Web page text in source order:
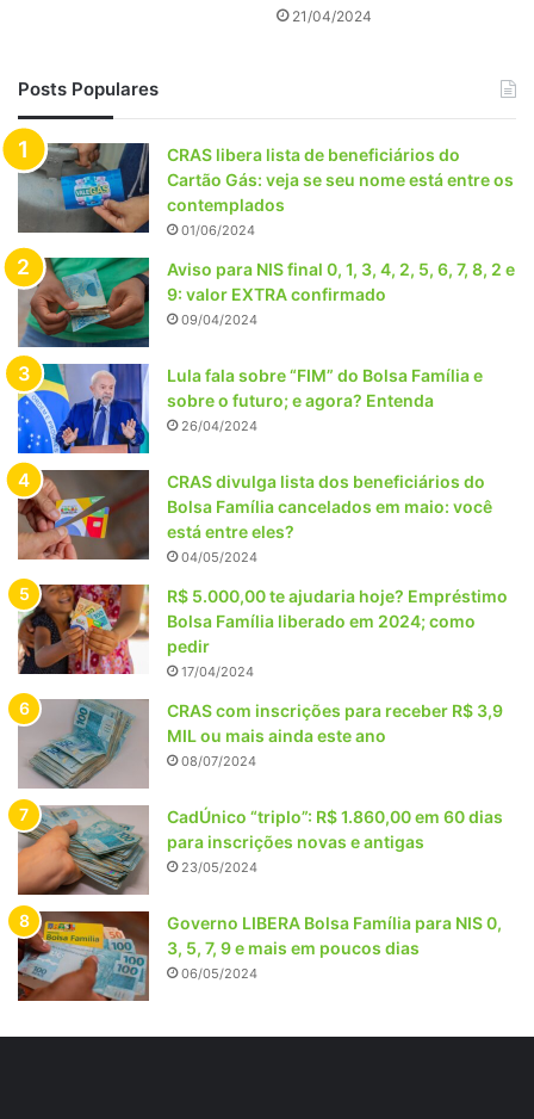
21/04/2024
Posts Populares
CRAS libera lista de beneficiários do
Cartão Gás: veja se seu nome está entre os
contemplados
01/06/2024
Aviso para NIS final 0, 1, 3, 4, 2, 5, 6, 7, 8, 2 e
9: valor EXTRA confirmado
09/04/2024
Lula fala sobre “FIM” do Bolsa Família e
sobre o futuro; e agora? Entenda
26/04/2024
CRAS divulga lista dos beneficiários do
Bolsa Família cancelados em maio: você
está entre eles?
04/05/2024
R$ 5.000,00 te ajudaria hoje? Empréstimo
Bolsa Família liberado em 2024; como
pedir
17/04/2024
CRAS com inscrições para receber R$ 3,9
MIL ou mais ainda este ano
08/07/2024
CadÚnico “triplo”: R$ 1.860,00 em 60 dias
para inscrições novas e antigas
23/05/2024
Governo LIBERA Bolsa Família para NIS 0,
3, 5, 7, 9 e mais em poucos dias
06/05/2024